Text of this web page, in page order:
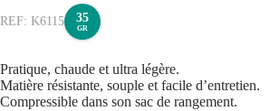
K6115 35
GR
Pratique, chaude et ultra légère.
Matière résistante, souple et facile d’entretien.
Compressible dans son sac de rangement.